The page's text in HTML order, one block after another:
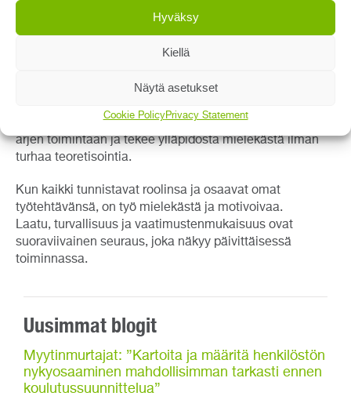
Hyväksy
Kiellä
Näytä asetukset
Cookie PolicyPrivacy Statement
Pätevyyksien hallinnalla
laadukkaampaa arkea
tarvitse olla hankala tai aikaa vievä ”ylimääräinen”
kehittämiseen ja ylläpitoon kiinnittää kompetenssit
arjen toimintaan ja tekee ylläpidosta mielekästä ilman
turhaa teoretisointia.
Kun kaikki tunnistavat roolinsa ja osaavat omat
työtehtävänsä, on työ mielekästä ja motivoivaa.
Laatu, turvallisuus ja vaatimustenmukaisuus ovat
suoraviivainen seuraus, joka näkyy päivittäisessä
toiminnassa.
Uusimmat blogit
Myytinmurtajat: ”Kartoita ja määritä henkilöstön
nykyosaaminen mahdollisimman tarkasti ennen
koulutussuunnittelua”